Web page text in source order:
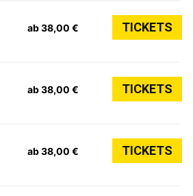
ab 38,00 € TICKETS
ab 38,00 € TICKETS
ab 38,00 € TICKETS